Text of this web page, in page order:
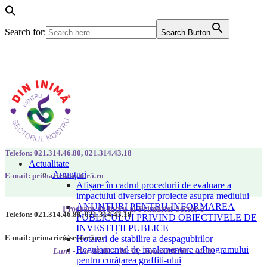
Search for: Search Button
Actualitate
Anunțuri
Afișare în cadrul procedurii de evaluare a
impactului diverselor proiecte asupra mediului
ANUNȚURI PENTRU INFORMAREA
PUBLICULUI PRIVIND OBIECTIVELE DE
INVESTIȚII PUBLICE
Hotarari de stabilire a despagubirilor
Regulamentul de implementare a Programului
pentru curățarea graffiti-ului
Telefon: 021.314.46.80, 021.314.43.18
E-mail: primarie@sector5.ro
Program de lucru al Primăriei Sector 5
Luni - Joi 08:00 - 16:30; Vineri 08:00 - 14:00
Telefon: 021.314.46.80, 021.314.43.18
E-mail: primarie@sector5.ro